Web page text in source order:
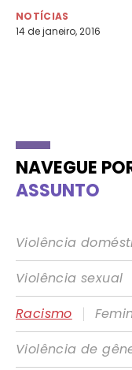
NOTÍCIAS
14 de janeiro, 2016
NAVEGUE
ASSUNTO
Violência
Violência sexual
Racismo
|
Violência de